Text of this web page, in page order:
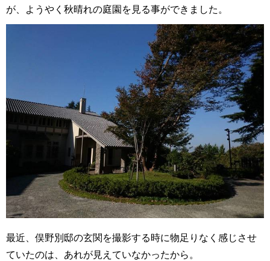
が、ようやく秋晴れの庭園を見る事ができました。
最近、俣野別邸の玄関を撮影する時に物足りなく感じさせ
ていたのは、あれが見えていなかったから。